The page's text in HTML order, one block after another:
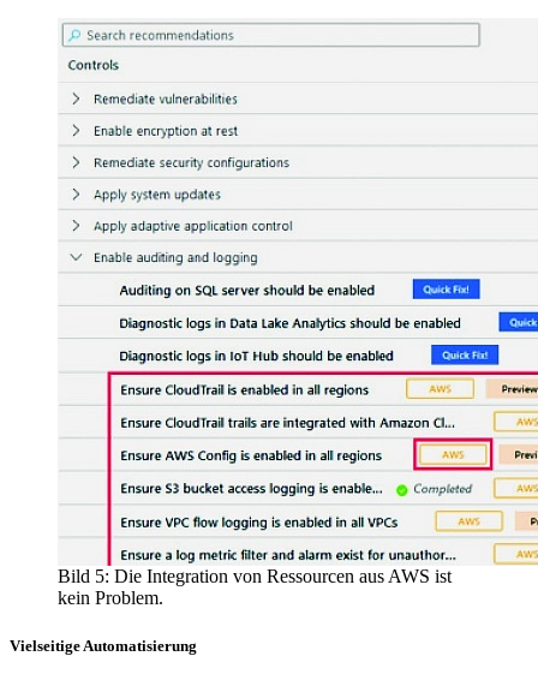
Bild 5: Die Integration von Ressourcen aus AWS ist
kein Problem.
Vielseitige Automatisierung